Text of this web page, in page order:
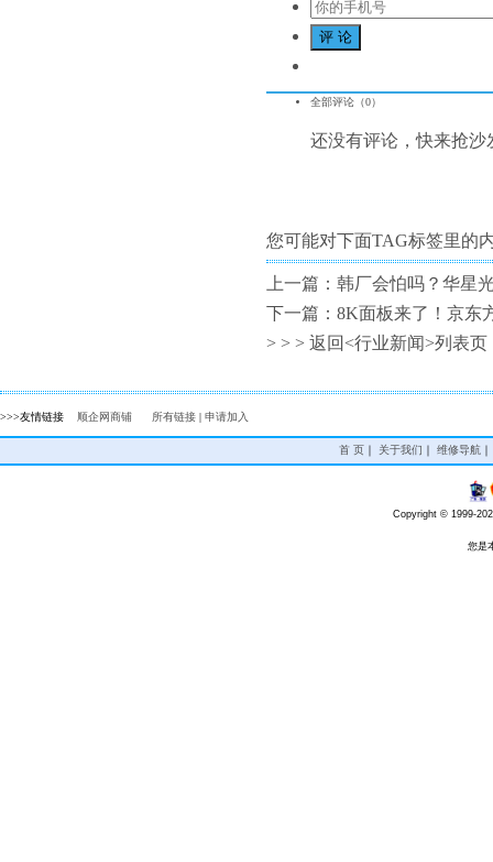
全部评论（0）
还没有评论，快来抢沙
您可能对下面TAG标签里的
上一篇： 韩厂会怕吗？华星
下一篇： 8K面板来了！京东
> > > 返回<行业新闻>列表页
>>>友情链接 顺企网商铺 所有链接 | 申请加入
首 页 ｜ 关于我们 ｜ 维修导航
Copyright © 1999-
您是